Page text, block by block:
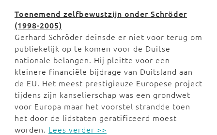
Toenemend zelfbewustzijn onder Schröder
(1998-2005)
Gerhard Schröder deinsde er niet voor terug om
publiekelijk op te komen voor de Duitse
nationale belangen. Hij pleitte voor een
kleinere financiële bijdrage van Duitsland aan
de EU. Het meest prestigieuze Europese project
tijdens zijn kanselierschap was een grondwet
voor Europa maar het voorstel strandde toen
het door de lidstaten geratificeerd moest
worden. Lees verder >>